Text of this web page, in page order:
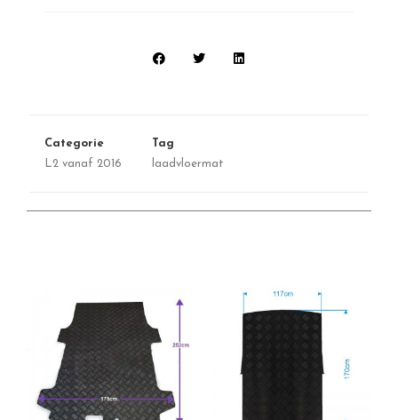
Categorie
L2 vanaf 2016
Tag
laadvloermat